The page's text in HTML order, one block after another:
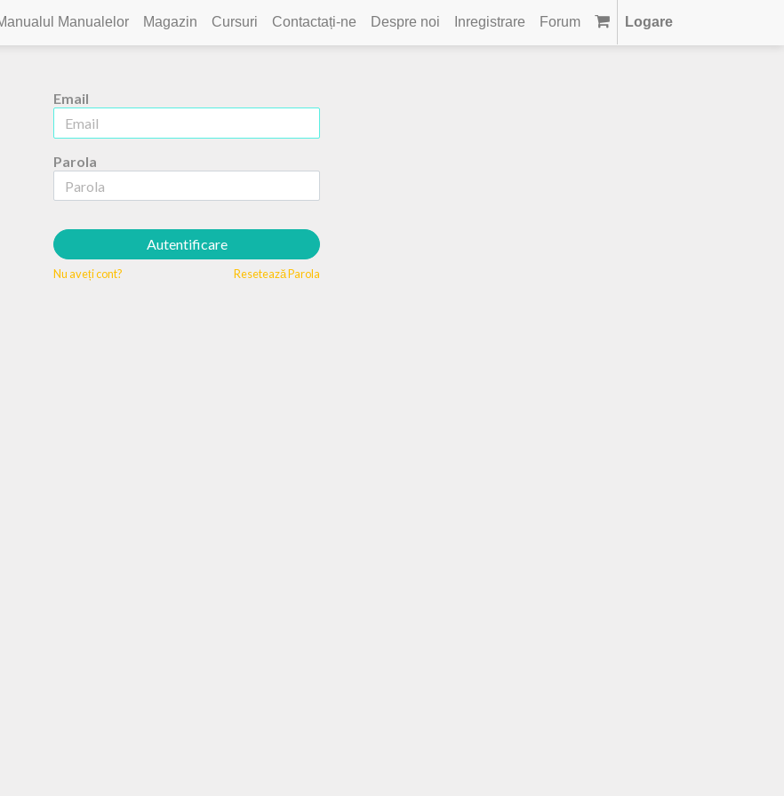
Manualelor Magazin Cursuri Contactați-ne Despre noi Inregistrare Forum Logare
Email
Parola
Autentificare
Nu aveți cont? Resetează Parola